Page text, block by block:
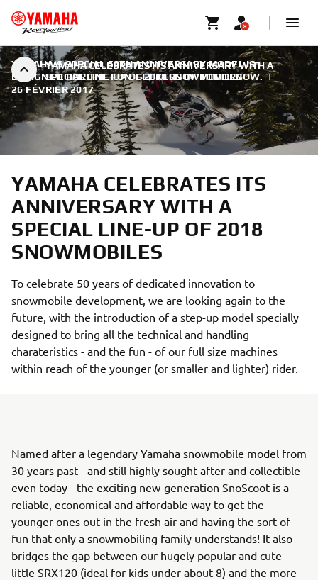
YAMAHA CELEBRATES ITS ANNIVERSARY WITH A
SPECIAL LINE-UP OF 2018 SNOWMOBILES
YAMAHA'S SPECIAL 50TH ANNIVERSARY MODEL IS
DESIGNED FOR THE FUN-SEEKERS OF TOMORROW. |
26 FÉVRIER 2017
YAMAHA CELEBRATES ITS
ANNIVERSARY WITH A
SPECIAL LINE-UP OF 2018
SNOWMOBILES
To celebrate 50 years of dedicated innovation to
snowmobile development, we are looking again to the
future, with the introduction of a step-up model specially
designed to bring all the technical and handling
charateristics - and the fun - of our full size machines
within reach of the younger (or smaller and lighter) rider.
Named after a legendary Yamaha snowmobile model from
30 years past - and still highly sought after and collectible
even today - the exciting new-generation SnoScoot is a
reliable, economical and affordable way to get the
younger ones out in the fresh air and having the sort of
fun that only a snowmobiling family understands! It also
bridges the gap between our hugely popular and cute
little SRX120 (ideal for kids under about 8) and the more